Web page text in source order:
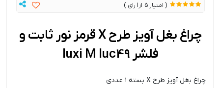
5
1
چراغ بغل آویز طرح X قرمز نور ثابت و
فلشر luxi M luc49
چراغ بغل آویز طرح X بسته ۱ عددی